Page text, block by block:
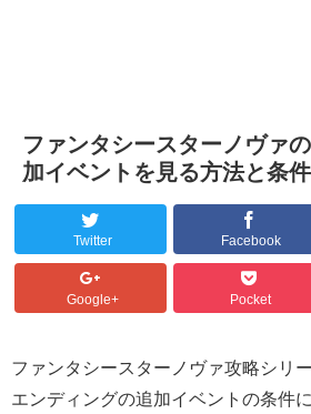
ファンタシースターノヴァ
加イベントを見る方法と条件
Twitter Facebook
Google+ Pocket
ファンタシースターノヴァ攻略シリ
エンディングの追加イベントの条件